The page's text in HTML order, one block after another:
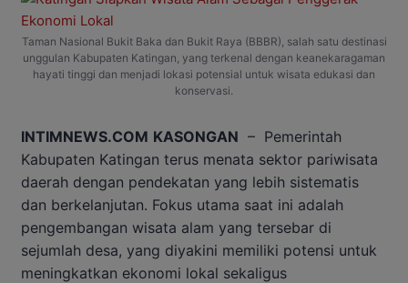
Taman Nasional Bukit Baka dan Bukit Raya (BBBR), salah satu destinasi
unggulan Kabupaten Katingan, yang terkenal dengan keanekaragaman
hayati tinggi dan menjadi lokasi potensial untuk wisata edukasi dan
konservasi.
INTIMNEWS.COM KASONGAN – Pemerintah
Kabupaten Katingan terus menata sektor pariwisata
daerah dengan pendekatan yang lebih sistematis
dan berkelanjutan. Fokus utama saat ini adalah
pengembangan wisata alam yang tersebar di
sejumlah desa, yang diyakini memiliki potensi untuk
meningkatkan ekonomi lokal sekaligus